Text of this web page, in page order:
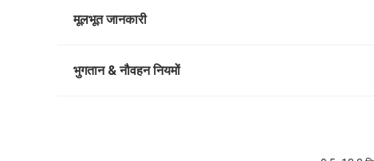
मूलभूत जानकारी
भुगतान & नौवहन नियमों